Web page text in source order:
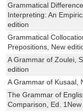
Grammatical
Interpreting: An
edition
Grammatical
Prepositions, New
A Grammar of Zoulei,
edition
A Grammar of Kusaal,
The Grammar of
Comparison, Ed. 1New